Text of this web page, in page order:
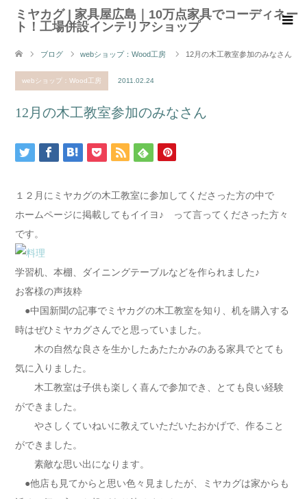
ミヤカグ | 家具屋広島｜10万点家具でコーディネー
ト！工場併設インテリアショップ
ブログ webショップ：Wood工房 12月の木工教室参加のみなさん
webショップ：Wood工房 2011.02.24
12月の木工教室参加のみなさん
１２月にミヤカグの木工教室に参加してくださった方の中で
ホームページに掲載してもイイヨ♪ って言ってくださった方々
です。
学習机、本棚、ダイニングテーブルなどを作られました♪
お客様の声抜粋
●中国新聞の記事でミヤカグの木工教室を知り、机を購入する
時はぜひミヤカグさんでと思っていました。
木の自然な良さを生かしたあたたかみのある家具でとても
気に入りました。
木工教室は子供も楽しく喜んで参加でき、とても良い経験
ができました。
やさしくていねいに教えていただいたおかげで、作ること
ができました。
素敵な思い出になります。
●他店も見てからと思い色々見ましたが、ミヤカグは家からも